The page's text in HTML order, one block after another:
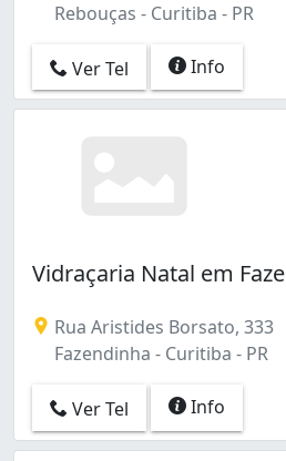
Rebouças - Curitiba - PR
Ver Tel Info
Vidraçaria Natal em
Rua Aristides Borsato, 333
Fazendinha - Curitiba - PR
Ver Tel Info